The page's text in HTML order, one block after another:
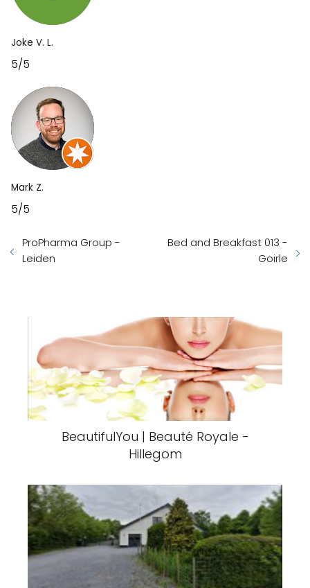
Joke V. L.
5/5
Mark Z.
5/5
ProPharma Group -
Leiden
Bed and Breakfast 013 -
Goirle
BeautifulYou | Beauté Royale -
Hillegom